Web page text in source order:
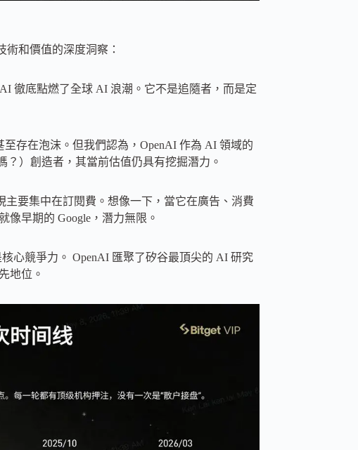
和價值的深度洞察：
徹底點燃了全球 AI 浪潮。它不是追隨者，而是定
存在泡沫。但我們認為，OpenAI 作為 AI 領域的
？）創造者，其當前估值仍具有挖掘潛力。
主要集中在訂閱費。想像一下，當它在廣告、消費
早期的 Google，潛力無限。
心競爭力。 OpenAI 匯聚了矽谷最頂尖的 AI 研究
地位。